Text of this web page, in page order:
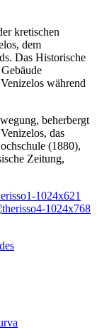
kretischen
dem
Das Historische
während
beherbergt
das
(1880),
Zeitung,